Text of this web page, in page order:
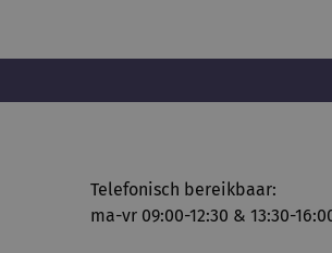
Telefonisch bereikbaar:
ma-vr 09:00-12:30 & 13:30-